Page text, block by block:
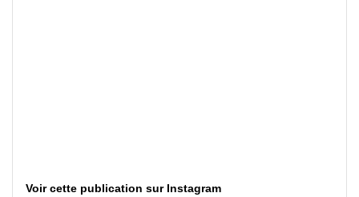
Voir cette publication sur Instagram